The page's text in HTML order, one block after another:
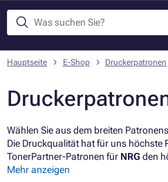
Hauptseite E-Shop Druckerpatronen
Wählen Sie aus dem breiten
Die Druckqualität hat für uns höchste
TonerPartner-Patronen für NRGden
Mehr anzeigen